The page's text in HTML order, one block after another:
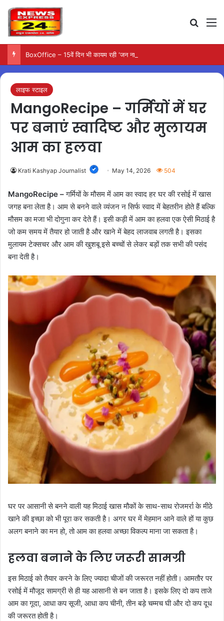
लाइफ स्टाइल
MangoRecipe – गर्मियों में घर
पर बनाएं स्वादिष्ट और मुलायम
आम का हलवा
Krati Kashyap Journalist May 14, 2026 504
MangoRecipe –गर्मियों के मौसम में आम का स्वाद हर घर की रसोई में खास
जगह बना लेता है। आम से बनने वाले व्यंजन न सिर्फ स्वाद में बेहतरीन होते हैं बल्कि
मौसम का मजा भी दोगुना कर देते हैं। इसी कड़ी में आम का हलवा एक ऐसी मिठाई है
जो कम समय में तैयार हो जाती है और खाने में बेहद लाजवाब लगती है। इसका
मुलायम टेक्सचर और आम की खुशबू इसे बच्चों से लेकर बड़ों तक सभी की पसंद
बना देती है।
घर पर आसानी से बनने वाली यह मिठाई खास मौकों के साथ-साथ रोजमर्रा के मीठे
खाने की इच्छा को भी पूरा कर सकती है। अगर घर में मेहमान आने वाले हों या कुछ
अलग बनाने का मन हो, तो आम का हलवा अच्छा विकल्प माना जा सकता है।
हलवा बनाने के लिए जरूरी सामग्री
इस मिठाई को तैयार करने के लिए ज्यादा चीजों की जरूरत नहीं होती। आमतौर पर
रसोई में मौजूद सामग्री से ही यह आसानी से बन जाता है। इसके लिए दो कप ताजे
आम का गूदा, आधा कप सूजी, आधा कप चीनी, तीन बड़े चम्मच घी और दो कप दूध
की जरूरत होती है।